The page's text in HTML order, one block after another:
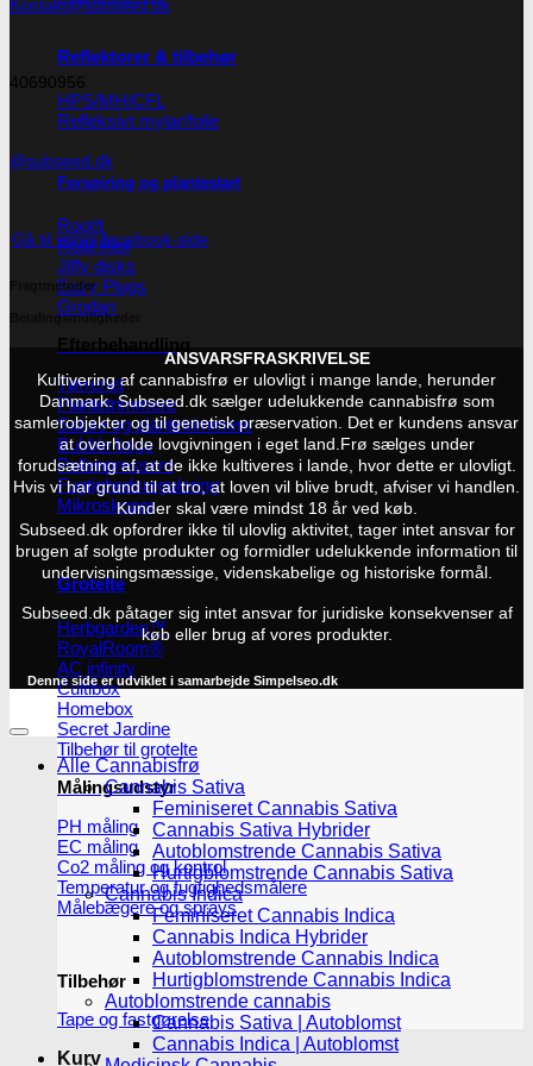
Reflektorer & tilbehør
HPS/MH/CFL
Refleksivt mylar/folie
Forspiring og plantestart
Root!t
Root Riot
Jiffy disks
Eazy Plugs
Grodan
Efterbehandling
Tørrenet
Plantetrimmere
Sakse og plantetrimmere
Bubble bags
Pollenpressere
Fugtighedsregulering
Mikroskoper
Grotelte
Herbgarden™
RoyalRoom®
AC infinity
Cultibox
Homebox
Secret Jardine
Tilbehør til grotelte
Målingsudstyr
PH måling
EC måling
Co2 måling og kontrol
Temperatur og fugtighedsmålere
Målebægere og sprays
Tilbehør
Tape og fastgørelse
Kurv
Kontakt@subseed.dk
40690956
@subseed.dk
Gå til vores facebook-side
Fragtmetoder
Betalingsmuligheder
ANSVARSFRASKRIVELSE
Kultivering af cannabisfrø er ulovligt i mange lande, herunder
Danmark. Subseed.dk sælger udelukkende cannabisfrø som
samlerobjekter og til genetisk præservation. Det er kundens ansvar
at overholde lovgivningen i eget land. Frø sælges under
forudsætning af, at de ikke kultiveres i lande, hvor dette er ulovligt.
Hvis vi har grund til at tro, at loven vil blive brudt, afviser vi handlen.
Kunder skal være mindst 18 år ved køb.
Subseed.dk opfordrer ikke til ulovlig aktivitet, tager intet ansvar for
brugen af solgte produkter og formidler udelukkende information til
undervisningsmæssige, videnskabelige og historiske formål.
Subseed.dk påtager sig intet ansvar for juridiske konsekvenser af
køb eller brug af vores produkter.
Denne side er udviklet i samarbejde Simpelseo.dk
Alle Cannabisfrø
Cannabis Sativa
Feminiseret Cannabis Sativa
Cannabis Sativa Hybrider
Autoblomstrende Cannabis Sativa
Hurtigblomstrende Cannabis Sativa
Cannabis Indica
Feminiseret Cannabis Indica
Cannabis Indica Hybrider
Autoblomstrende Cannabis Indica
Hurtigblomstrende Cannabis Indica
Autoblomstrende cannabis
Cannabis Sativa | Autoblomst
Cannabis Indica | Autoblomst